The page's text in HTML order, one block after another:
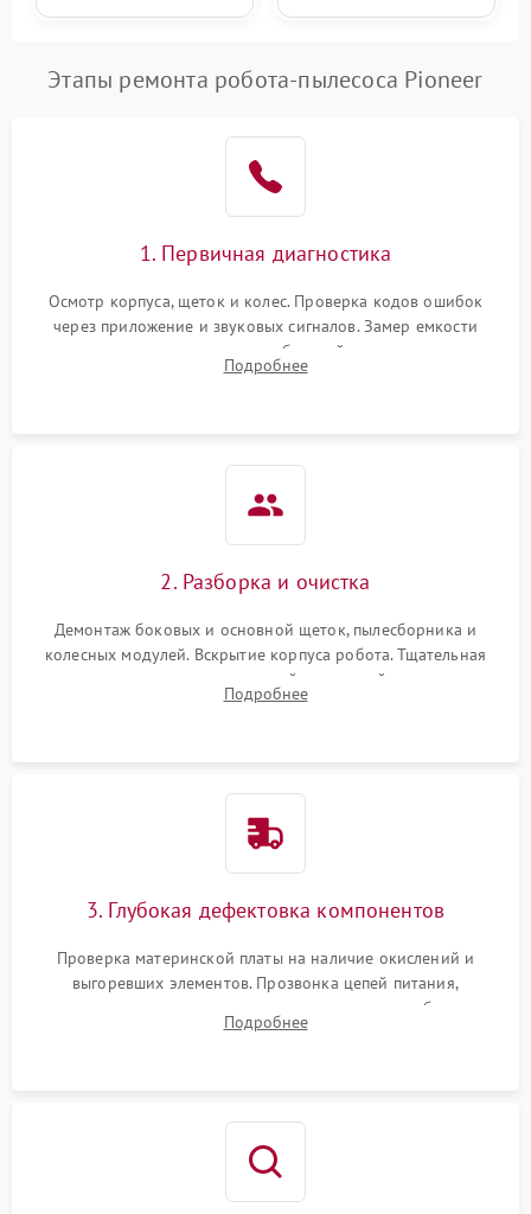
Этапы ремонта робота-пылесоса Pioneer
1. Первичная диагностика
Осмотр корпуса, щеток и колес. Проверка кодов ошибок
через приложение и звуковых сигналов. Замер емкости
аккумулятора и тестирование базовой станции зарядки.
Оценка работы лидара, бампера и датчиков падения для
Подробнее
2. Разборка и очистка
Демонтаж боковых и основной щеток, пылесборника и
колесных модулей. Вскрытие корпуса робота. Тщательная
очистка внутренних полостей, шестерней и плат от
скопившейся пыли, волос и шерсти животных с
Подробнее
3. Глубокая дефектовка компонентов
Проверка материнской платы на наличие окислений и
выгоревших элементов. Прозвонка цепей питания,
тестирование приводных моторов колес и турбины
всасывания. Оценка состояния оптических и инфракрасных
Подробнее